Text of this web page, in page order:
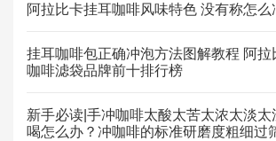
阿拉比卡挂耳咖啡风味特色 没有称怎么
挂耳咖啡包正确冲泡方法图解教程 阿
咖啡滤袋品牌前十排行榜
新手必读|手冲咖啡太酸太苦太浓太淡
喝怎么办？冲咖啡的标准研磨度粗细过